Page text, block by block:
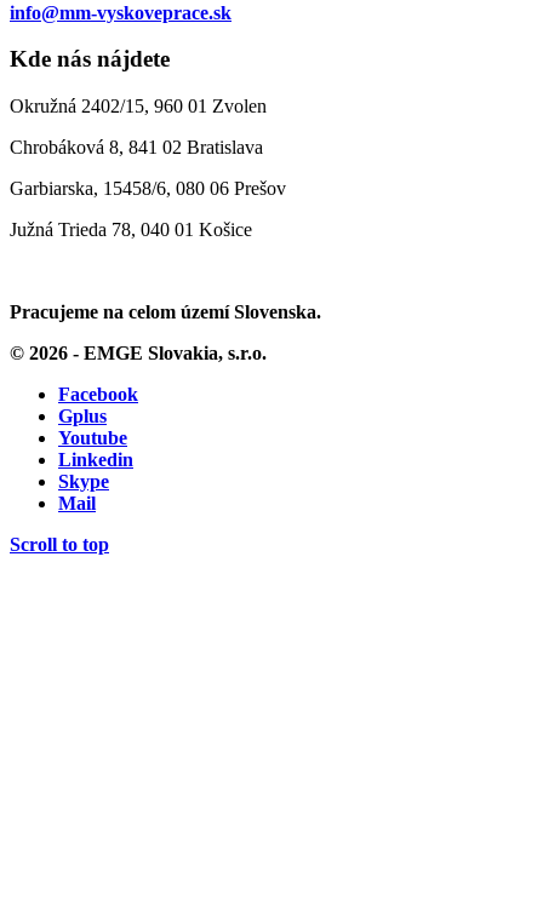
info@mm-vyskoveprace.sk
Kde nás nájdete
Okružná 2402/15, 960 01 Zvolen
Chrobáková 8, 841 02 Bratislava
Garbiarska, 15458/6, 080 06 Prešov
Južná Trieda 78, 040 01 Košice
Pracujeme na celom území Slovenska.
© 2026 - EMGE Slovakia, s.r.o.
Facebook
Gplus
Youtube
Linkedin
Skype
Mail
Scroll to top